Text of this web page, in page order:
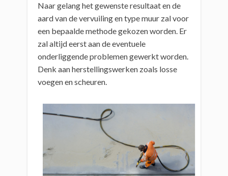
Naar gelang het gewenste resultaat en de
aard van de vervuiling en type muur zal voor
een bepaalde methode gekozen worden. Er
zal altijd eerst aan de eventuele
onderliggende problemen gewerkt worden.
Denk aan herstellingswerken zoals losse
voegen en scheuren.